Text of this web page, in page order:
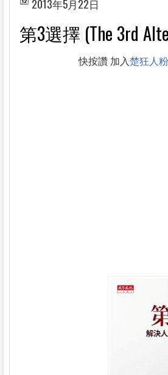
2013年5月22日
第3選擇 (The 3rd
快按讚 加入楚狂人